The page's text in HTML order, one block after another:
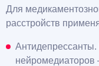
Для
расстройств